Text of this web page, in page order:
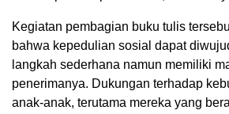
Kegiatan pembagian buku tulis
bahwa kepedulian sosial dapat
langkah sederhana namun memiliki
penerimanya. Dukungan terhadap
anak-anak, terutama mereka yang